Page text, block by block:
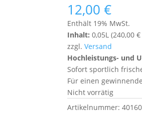
12,00€
Enthält 19% MwSt.
Inhalt: 0,05L (240,00€
zzgl.Versand
Hochleistungs- und
Sofort sportlich
Für einen
Nicht vorrätig
Artikelnummer: